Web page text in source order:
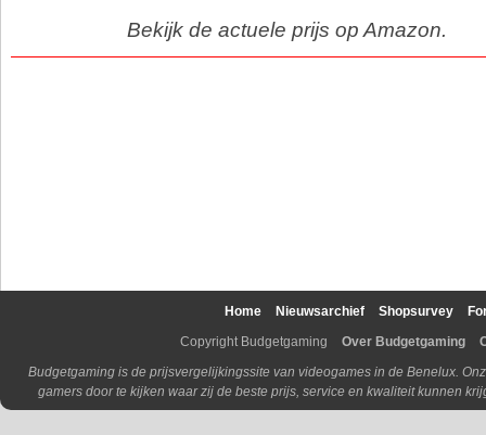
Bekijk de actuele prijs op Amazon.
Home Nieuwsarchief Shopsurvey
Copyright Budgetgaming
Over Budgetgaming
Budgetgaming is de prijsvergelijkingssite van videogames in de Benelux.
gamers door te kijken waar zij de beste prijs, service en kwaliteit kunnen